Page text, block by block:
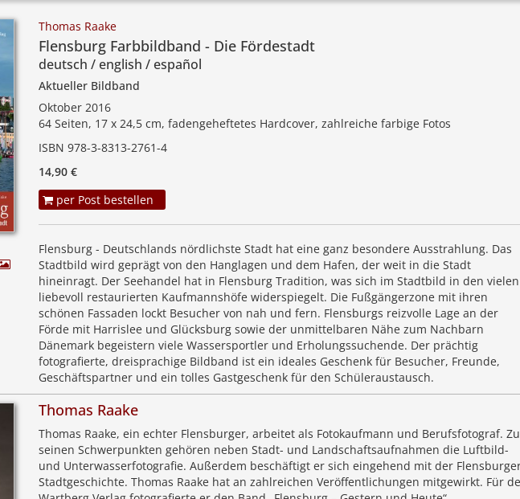
Thomas Raake
Flensburg Farbbildband - Die Fördestadt
deutsch / english / español
Aktueller Bildband
Oktober 2016
64 Seiten, 17 x 24,5 cm, fadengeheftetes Hardcover, zahlreiche farbige Fotos
ISBN 978-3-8313-2761-4
14,90 €
per Post bestellen
Flensburg - Deutschlands nördlichste Stadt hat eine ganz besondere Ausstrahlung. Das
Stadtbild wird geprägt von den Hanglagen und dem Hafen, der weit in die Stadt
hineinragt. Der Seehandel hat in Flensburg Tradition, was sich im Stadtbild in den vielen
liebevoll restaurierten Kaufmannshöfe widerspiegelt. Die Fußgängerzone mit ihren
schönen Fassaden lockt Besucher von nah und fern. Flensburgs reizvolle Lage an der
Förde mit Harrislee und Glücksburg sowie der unmittelbaren Nähe zum Nachbarn
Dänemark begeistern viele Wassersportler und Erholungssuchende. Der prächtig
fotografierte, dreisprachige Bildband ist ein ideales Geschenk für Besucher, Freunde,
Geschäftspartner und ein tolles Gastgeschenk für den Schüleraustausch.
Thomas Raake
Thomas Raake, ein echter Flensburger, arbeitet als Fotokaufmann und Berufsfotograf. Zu
seinen Schwerpunkten gehören neben Stadt- und Landschaftsaufnahmen die Luftbild-
und Unterwasserfotografie. Außerdem beschäftigt er sich eingehend mit der
Stadtgeschichte. Thomas Raake hat an zahlreichen Veröffentlichungen mitgewirkt. Für